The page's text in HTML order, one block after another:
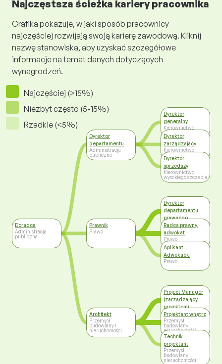
Najczęstsza ścieżka kariery pracownika
Grafika pokazuje, w jaki sposób pracownicy
najczęściej rozwijają swoją karierę zawodową. Kliknij
nazwę stanowiska, aby uzyskać szczegółowe
informacje na temat danych dotyczących
wynagrodzeń.
Najczęściej (>15%)
Niezbyt często (5-15%)
Rzadkie (<5%)
Doradca
Administracja
publiczna
Dyrektor
departamentu
Administracja
publiczna
Prawnik
Prawo
Architekt
Przemysł
budowlany i
nieruchomości
Dyrektor
generalny
Kierownictwo
wysokiego szczebla
Dyrektor
zarządzający
Kierownictwo
wysokiego szczebla
Dyrektor
sprzedaży
Kierownictwo
wysokiego szczebla
Dyrektor
departamentu
prawnego
Zarządzanie
Radca prawny,
adwokat
Prawo
Aplikant
Adwokacki
Prawo
Project Manager
(zarządzający
projektem)
Przemysł
budowlany i
nieruchomości
Projektant wnętrz
Przemysł
budowlany i
nieruchomości
Technik
projektant
Przemysł
budowlany i
nieruchomości